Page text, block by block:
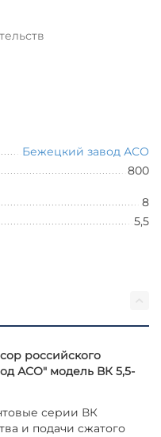
Бежецкий завод АСО
800
8
5,5
российского
АСО" модель ВК 5,5-
серии ВК
и подачи сжатого